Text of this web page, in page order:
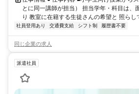
とに同一講師が担当） 担当学年・科目は、
り 教室に在籍する生徒さんの希望と 照らし
社員登用あり 交通費支給 シフト制 履歴書不要
同じ企業の求人
派遣社員